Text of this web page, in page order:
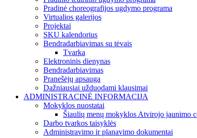
Pradinė choreografijos ugdymo programa
Virtualios galerijos
Projektai
SKU kalendorius
Bendradarbiavimas su tėvais
Tvarka
Elektroninis dienynas
Bendradarbiavimas
Pranešėjų apsauga
Dažniausiai užduodami klausimai
ADMINISTRACINĖ INFORMACIJA
Mokyklos nuostatai
Šiaulių menų mokyklos Atvirojo jaunimo
Darbo tvarkos taisyklės
Administravimo ir planavimo dokumentai